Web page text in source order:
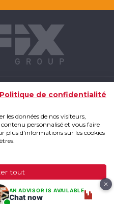
réservés
Mentions
| Plan du site
Politique de confidentialité
les données de nos visiteurs,
personnalisé et vous faire
plus d'informations sur les cookies
tout
AN ADVISOR IS AVAILABLE
Chat now